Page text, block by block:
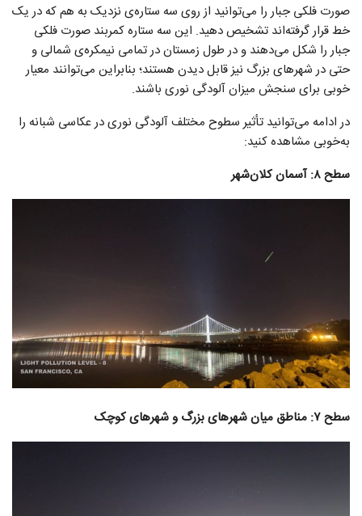
صورت فلکی جبار را می‌توانید از روی سه ستاره‌ی نزدیک به هم که در یک
خط قرار گرفته‌اند تشخیص دهید. این سه ستاره کمربند صورت فلکی
جبار را شکل می‌دهند و در طول زمستان در تمامی نیمکره‌ی شمالی و
حتی در شهرهای بزرگ نیز قابل دیدن هستند؛ بنابراین می‌توانند معیار
خوبی برای سنجش میزان آلودگی نوری باشند.
در ادامه می‌توانید تأثیر سطوح مختلف آلودگی نوری در عکاسی شبانه را
به‌خوبی مشاهده کنید:
سطح ۸: آسمان کلان‌شهر
سطح ۷: مناطق میان شهرهای بزرگ و شهرهای کوچک